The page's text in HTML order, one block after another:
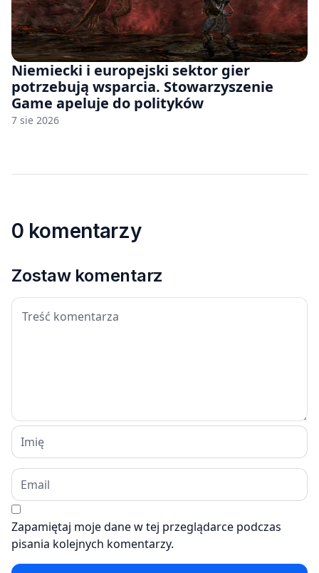
Niemiecki i europejski sektor gier
potrzebują wsparcia. Stowarzyszenie
Game apeluje do polityków
7 sie 2026
0 komentarzy
Zostaw komentarz
Zapamiętaj moje dane w tej przeglądarce podczas
pisania kolejnych komentarzy.